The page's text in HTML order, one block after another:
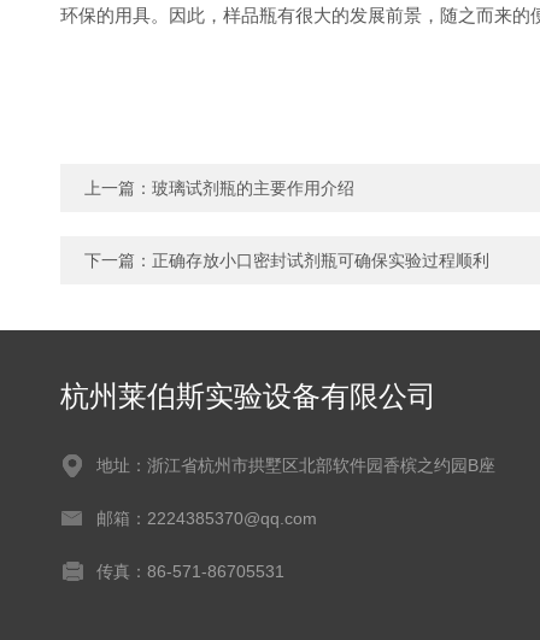
环保的用具。因此，样品瓶有很大的发展前景，随之而来的
上一篇： 玻璃试剂瓶的主要作用介绍
下一篇： 正确存放小口密封试剂瓶可确保实验过程顺利
杭州莱伯斯实验设备有限公司
地址：浙江省杭州市拱墅区北部软件园香槟之约园B座
邮箱：2224385370@qq.com
传真：86-571-86705531